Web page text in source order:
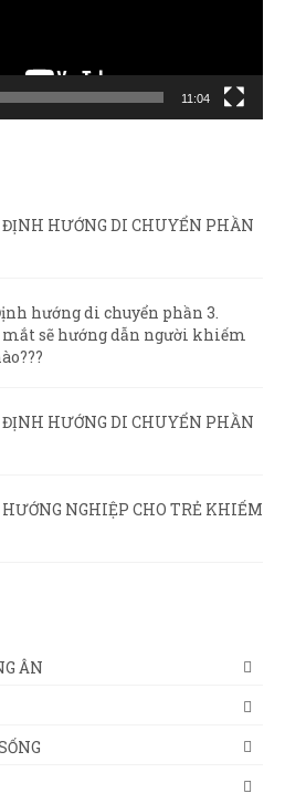
11:04
HƯỚNG DI CHUYỂN PHẦN
hướng di chuyển phần 3.
mắt sẽ hướng dẫn người khiếm
HƯỚNG DI CHUYỂN PHẦN
NGHIỆP CHO TRẺ KHIẾM
ÂN